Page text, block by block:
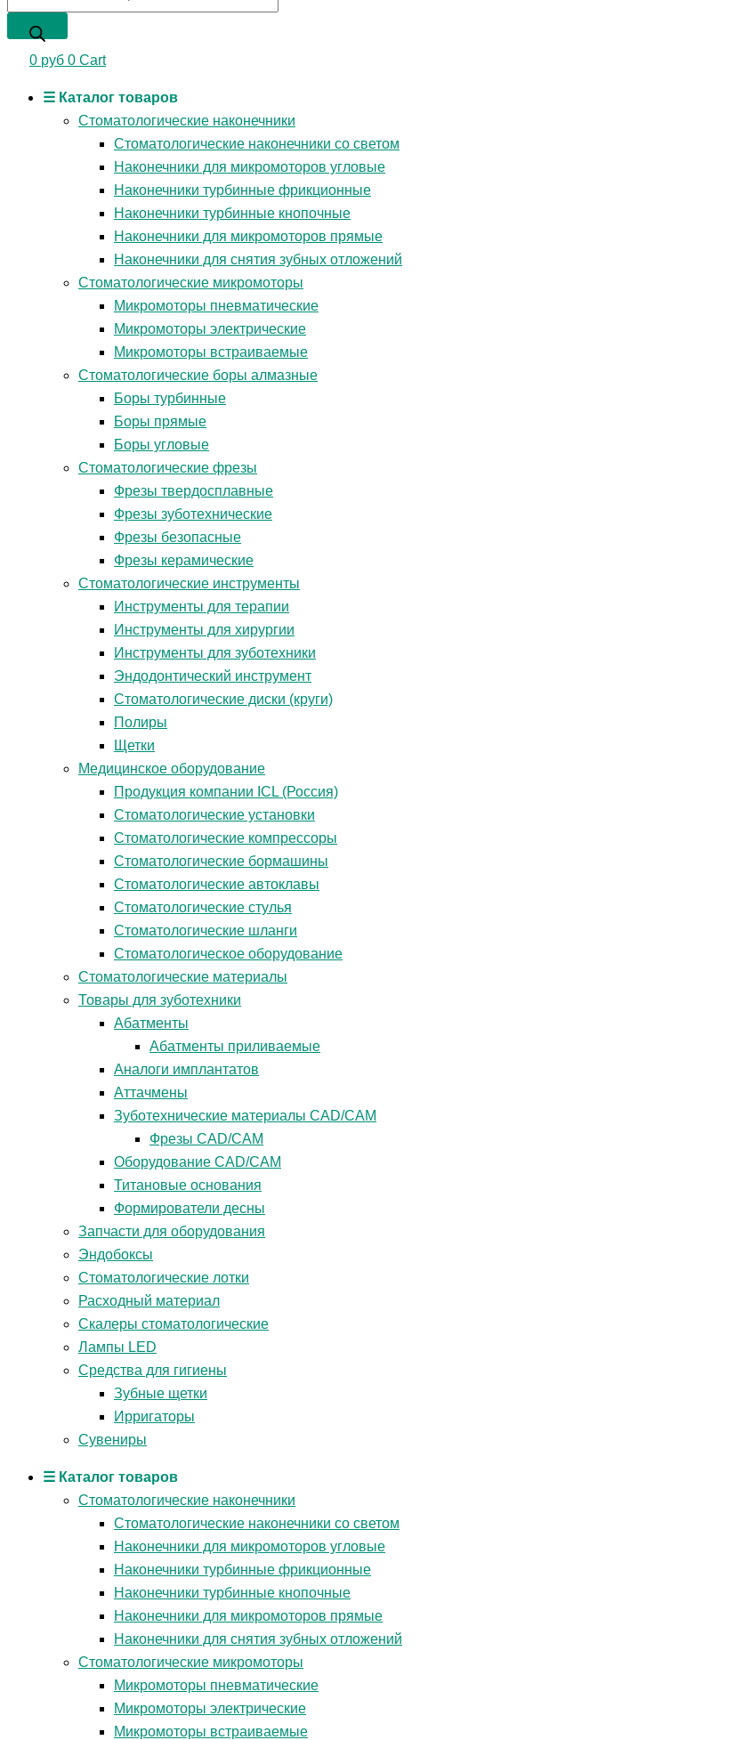
0 руб 0 Cart
☰ Каталог товаров
Стоматологические наконечники
Стоматологические наконечники со светом
Наконечники для микромоторов угловые
Наконечники турбинные фрикционные
Наконечники турбинные кнопочные
Наконечники для микромоторов прямые
Наконечники для снятия зубных отложений
Стоматологические микромоторы
Микромоторы пневматические
Микромоторы электрические
Микромоторы встраиваемые
Стоматологические боры алмазные
Боры турбинные
Боры прямые
Боры угловые
Стоматологические фрезы
Фрезы твердосплавные
Фрезы зуботехнические
Фрезы безопасные
Фрезы керамические
Стоматологические инструменты
Инструменты для терапии
Инструменты для хирургии
Инструменты для зуботехники
Эндодонтический инструмент
Стоматологические диски (круги)
Полиры
Щетки
Медицинское оборудование
Продукция компании ICL (Россия)
Стоматологические установки
Стоматологические компрессоры
Стоматологические бормашины
Стоматологические автоклавы
Стоматологические стулья
Стоматологические шланги
Стоматологическое оборудование
Стоматологические материалы
Товары для зуботехники
Абатменты
Абатменты приливаемые
Аналоги имплантатов
Аттачмены
Зуботехнические материалы CAD/CAM
Фрезы CAD/CAM
Оборудование CAD/CAM
Титановые основания
Формирователи десны
Запчасти для оборудования
Эндобоксы
Стоматологические лотки
Расходный материал
Скалеры стоматологические
Лампы LED
Средства для гигиены
Зубные щетки
Ирригаторы
Сувениры
☰ Каталог товаров
Стоматологические наконечники
Стоматологические наконечники со светом
Наконечники для микромоторов угловые
Наконечники турбинные фрикционные
Наконечники турбинные кнопочные
Наконечники для микромоторов прямые
Наконечники для снятия зубных отложений
Стоматологические микромоторы
Микромоторы пневматические
Микромоторы электрические
Микромоторы встраиваемые